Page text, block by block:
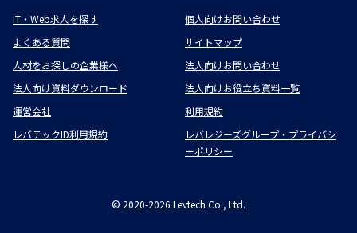
IT・Web求人を探す
個人向けお問い合わせ
よくある質問
サイトマップ
人材をお探しの企業様へ
法人向けお問い合わせ
法人向け資料ダウンロード
法人向けお役立ち資料一覧
運営会社
利用規約
レバテックID利用規約
レバレジーズグループ・プライバシ
ーポリシー
© 2020-2026 Levtech Co., Ltd.